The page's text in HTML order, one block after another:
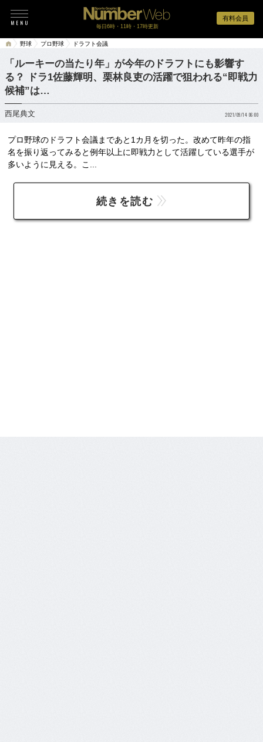
有料会員
毎日6時・11時・17時更新
野球 プロ野球 ドラフト会議
「ルーキーの当たり年」が今年のドラフトにも影響す
る？ ドラ1佐藤輝明、栗林良吏の活躍で狙われる“即戦力
候補”は…
西尾典文 2021/09/14 06:00
プロ野球のドラフト会議まであと1カ月を切った。改めて昨年の指
名を振り返ってみると例年以上に即戦力として活躍している選手が
多いように見える。こ...
続きを読む